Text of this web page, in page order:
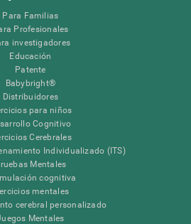
Para Familias
Profesionales
investigadores
Educación
Patente
Babybright®
Distribuidores
para niños
Cognitivo
Cerebrales
Individualizado (ITS)
Mentales
cognitiva
mentales
cerebral personalizado
Mentales